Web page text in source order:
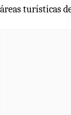
áreas turísticas